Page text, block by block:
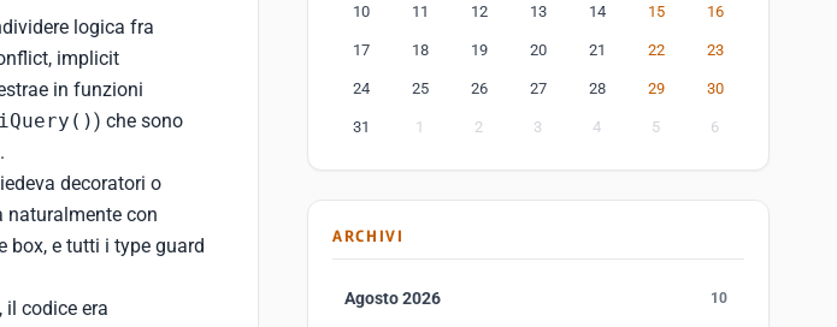
logica fra
implicit
in funzioni
) che sono
decoratori o
naturalmente con
box, e tutti i type guard
il codice era
10 11 12 13 14 15 16
17 18 19 20 21 22 23
24 25 26 27 28 29 30
31 1 2 3 4 5 6
ARCHIVI
Agosto 2026 10